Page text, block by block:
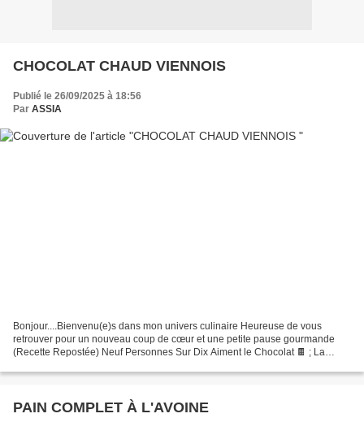
CHOCOLAT CHAUD VIENNOIS
Publié le 26/09/2025 à 18:56
Par ASSIA
Bonjour....Bienvenu(e)s dans mon univers culinaire Heureuse de vous
retrouver pour un nouveau coup de cœur et une petite pause gourmande
(Recette Repostée) Neuf Personnes Sur Dix Aiment le Chocolat 🍫 ; La
PAIN COMPLET À L'AVOINE